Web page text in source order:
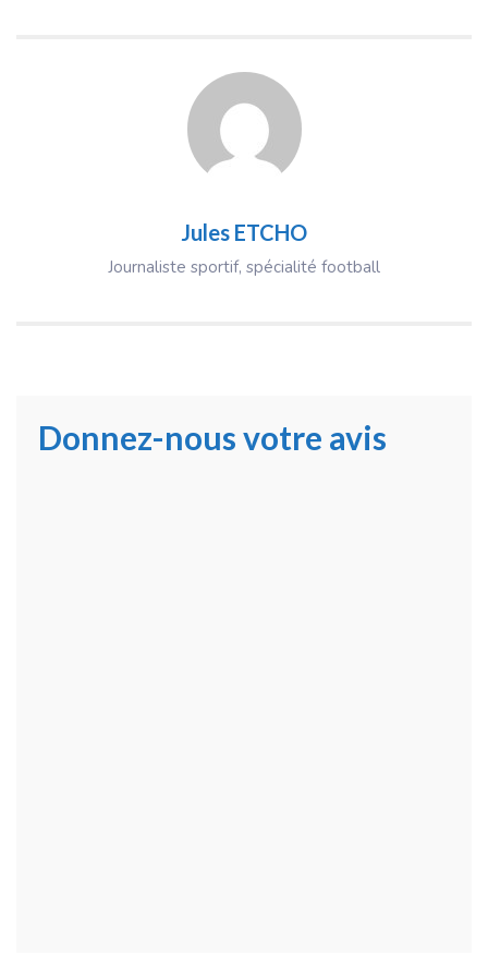
Jules ETCHO
Journaliste sportif, spécialité football
Donnez-nous votre avis